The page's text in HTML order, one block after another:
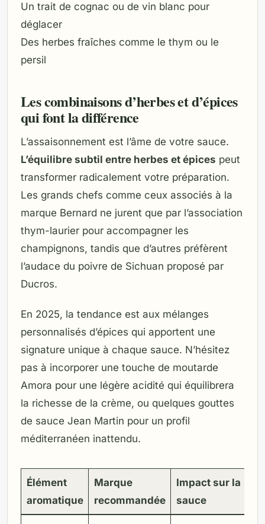
Un trait de cognac ou de vin blanc pour
déglacer
Des herbes fraîches comme le thym ou le
persil
Les combinaisons d’herbes et d’épices
qui font la différence
L’assaisonnement est l’âme de votre sauce.
L’équilibre subtil entre herbes et épices peut
transformer radicalement votre préparation.
Les grands chefs comme ceux associés à la
marque Bernard ne jurent que par l’association
thym-laurier pour accompagner les
champignons, tandis que d’autres préfèrent
l’audace du poivre de Sichuan proposé par
Ducros.
En 2025, la tendance est aux mélanges
personnalisés d’épices qui apportent une
signature unique à chaque sauce. N’hésitez
pas à incorporer une touche de moutarde
Amora pour une légère acidité qui équilibrera
la richesse de la crème, ou quelques gouttes
de sauce Jean Martin pour un profil
méditerranéen inattendu.
Élément
aromatique
Marque
recommandée
Impact sur la
sauce